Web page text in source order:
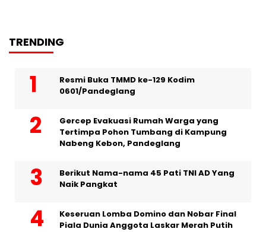
TRENDING
Resmi Buka TMMD ke-129 Kodim
0601/Pandeglang
Gercep Evakuasi Rumah Warga yang
Tertimpa Pohon Tumbang di Kampung
Nabeng Kebon, Pandeglang
Berikut Nama-nama 45 Pati TNI AD Yang
Naik Pangkat
Keseruan Lomba Domino dan Nobar Final
Piala Dunia Anggota Laskar Merah Putih